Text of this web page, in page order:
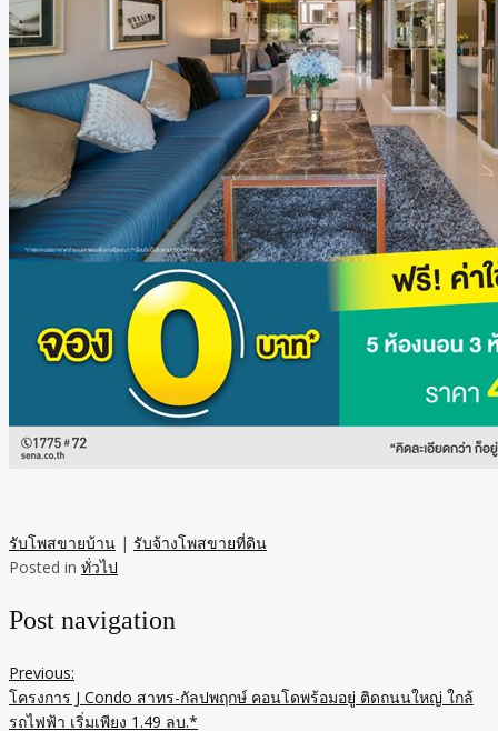
รับโพสขายบ้าน | รับจ้างโพสขายที่ดิน
Posted in ทั่วไป
Post navigation
Previous:
โครงการ J Condo สาทร-กัลปพฤกษ์ คอนโดพร้อมอยู่ ติดถนนใหญ่ ใกล้
รถไฟฟ้า เริ่มเพียง 1.49 ลบ.*